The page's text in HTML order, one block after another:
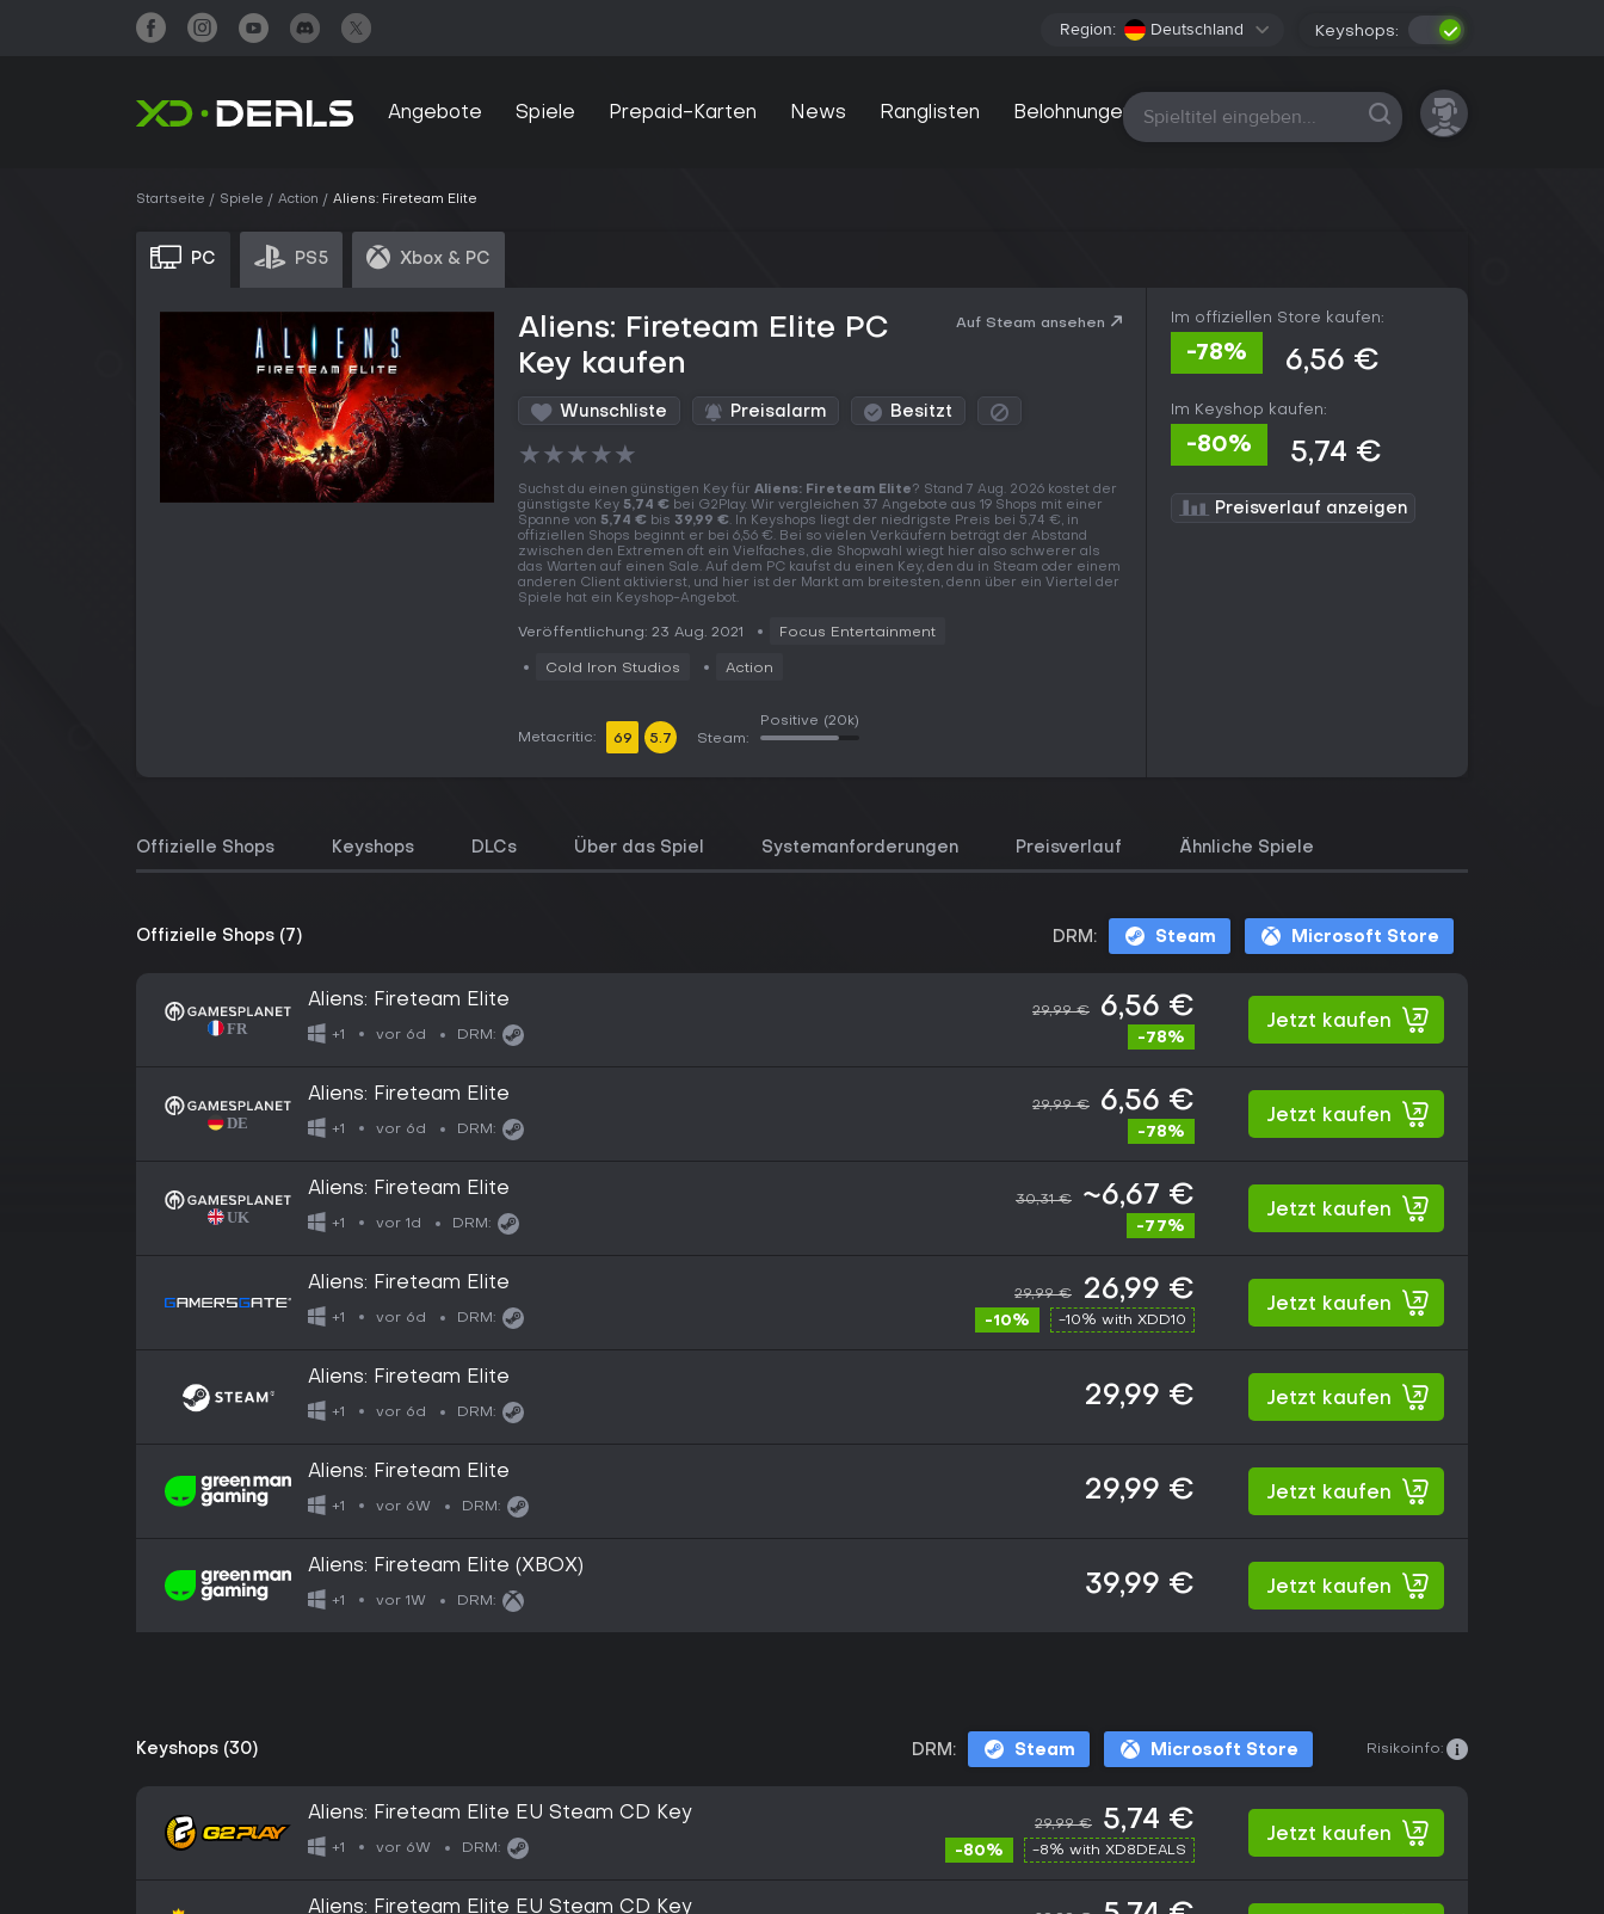
Region: Deutschland Keyshops:
Angebote Spiele Prepaid-Karten News Ranglisten Belohnungen Alle Plattformen
Startseite Spiele Action Aliens: Fireteam Elite
PC PS5 Xbox & PC
Aliens: Fireteam Elite PC
Key kaufen
Auf Steam ansehen
Wunschliste Preisalarm Besitzt
★★★★★
Suchst du einen günstigen Key für Aliens: Fireteam Elite? Stand 7 Aug. 2026 kostet der
günstigste Key 5,74 € bei G2Play. Wir vergleichen 37 Angebote aus 19 Shops mit einer
Spanne von 5,74 € bis 39,99 €. In Keyshops liegt der niedrigste Preis bei 5,74 €, in
offiziellen Shops beginnt er bei 6,56 €. Bei so vielen Verkäufern beträgt der Abstand
zwischen den Extremen oft ein Vielfaches, die Shopwahl wiegt hier also schwerer als
das Warten auf einen Sale. Auf dem PC kaufst du einen Key, den du in Steam oder einem
anderen Client aktivierst, und hier ist der Markt am breitesten, denn über ein Viertel der
Spiele hat ein Keyshop-Angebot.
Veröffentlichung: 23 Aug. 2021 Focus Entertainment
Cold Iron Studios Action
Metacritic: 69 5.7 Steam:
Positive (20k)
Im offiziellen Store kaufen:
-78% 6,56 €
Im Keyshop kaufen:
-80% 5,74 €
Preisverlauf anzeigen
Offizielle Shops Keyshops DLCs Über das Spiel Systemanforderungen Preisverlauf Ähnliche Spiele
Offizielle Shops (7) DRM: Steam Microsoft Store
Aliens: Fireteam Elite
+1 vor 6d DRM:
29,99 € 6,56 €
-78%
Jetzt kaufen
Aliens: Fireteam Elite
+1 vor 6d DRM:
29,99 € 6,56 €
-78%
Jetzt kaufen
Aliens: Fireteam Elite
+1 vor 1d DRM:
30,31 € ~6,67 €
-77%
Jetzt kaufen
Aliens: Fireteam Elite
+1 vor 6d DRM:
29,99 € 26,99 €
-10% -10% with XDD10
Jetzt kaufen
Aliens: Fireteam Elite
+1 vor 6d DRM:
29,99 € Jetzt kaufen
Aliens: Fireteam Elite
+1 vor 6W DRM:
29,99 € Jetzt kaufen
Aliens: Fireteam Elite (XBOX)
+1 vor 1W DRM:
39,99 € Jetzt kaufen
Keyshops (30) DRM: Steam Microsoft Store Risikoinfo:
Aliens: Fireteam Elite EU Steam CD Key
+1 vor 6W DRM:
29,99 € 5,74 €
-80% -8% with XD8DEALS
Jetzt kaufen
Aliens: Fireteam Elite EU Steam CD Key